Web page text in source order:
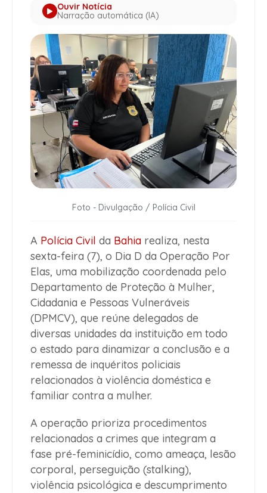
Ouvir Notícia
Narração automática (IA)
Foto - Divulgação / Polícia Civil
A Polícia Civil da Bahia realiza, nesta
sexta-feira (7), o Dia D da Operação Por
Elas, uma mobilização coordenada pelo
Departamento de Proteção à Mulher,
Cidadania e Pessoas Vulneráveis
(DPMCV), que reúne delegados de
diversas unidades da instituição em todo
o estado para dinamizar a conclusão e a
remessa de inquéritos policiais
relacionados à violência doméstica e
familiar contra a mulher.
A operação prioriza procedimentos
relacionados a crimes que integram a
fase pré-feminicídio, como ameaça, lesão
corporal, perseguição (stalking),
violência psicológica e descumprimento